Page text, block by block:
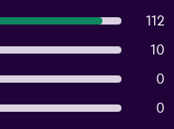
112
10
0
0